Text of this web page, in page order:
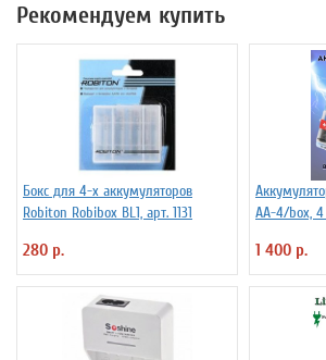
Рекомендуем купить
Бокс для 4-х аккумуляторов
Robiton Robibox BL1, арт. 1131
280 р.
AA-4/box,
1 400 р.